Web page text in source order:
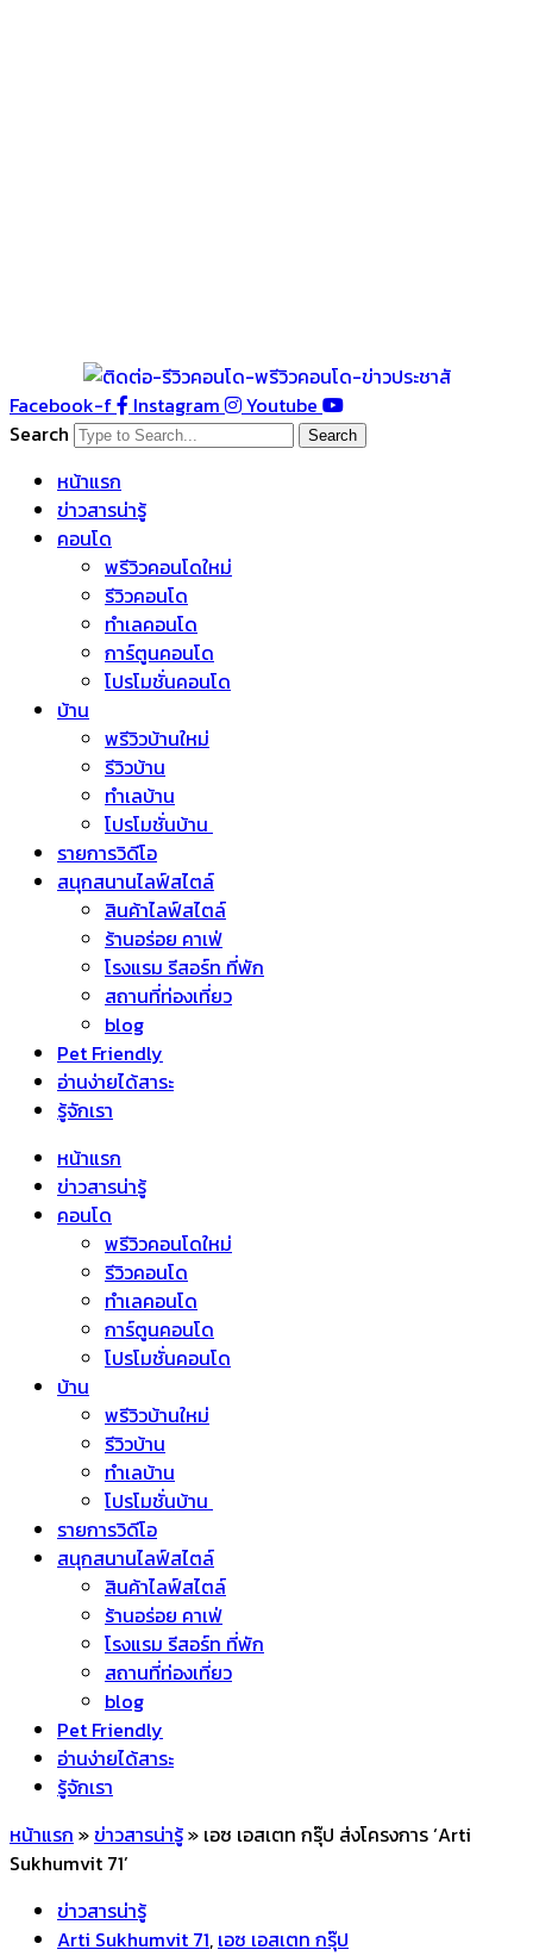
Facebook-f Instagram
Youtube
Search
Search
หน้าแรก
ข่าวสารน่ารู้
คอนโด
พรีวิวคอนโดใหม่
รีวิวคอนโด
ทำเลคอนโด
การ์ตูนคอนโด
โปรโมชั่นคอนโด
บ้าน
พรีวิวบ้านใหม่
รีวิวบ้าน
ทำเลบ้าน
โปรโมชั่นบ้าน
รายการวิดีโอ
สนุกสนานไลฟ์สไตล์
สินค้าไลฟ์สไตล์
ร้านอร่อย คาเฟ่
โรงแรม รีสอร์ท ที่พัก
สถานที่ท่องเที่ยว
blog
Pet Friendly
อ่านง่ายได้สาระ
รู้จักเรา
หน้าแรก
ข่าวสารน่ารู้
คอนโด
พรีวิวคอนโดใหม่
รีวิวคอนโด
ทำเลคอนโด
การ์ตูนคอนโด
โปรโมชั่นคอนโด
บ้าน
พรีวิวบ้านใหม่
รีวิวบ้าน
ทำเลบ้าน
โปรโมชั่นบ้าน
รายการวิดีโอ
สนุกสนานไลฟ์สไตล์
สินค้าไลฟ์สไตล์
ร้านอร่อย คาเฟ่
โรงแรม รีสอร์ท ที่พัก
สถานที่ท่องเที่ยว
blog
Pet Friendly
อ่านง่ายได้สาระ
รู้จักเรา
หน้าแรก »ข่าวสารน่ารู้» เอซ เอสเตท กรุ๊ป ส่งโครงการ ‘Arti
Sukhumvit 71’
ข่าวสารน่ารู้
Arti Sukhumvit 71, เอซ เอสเตท กรุ๊ป